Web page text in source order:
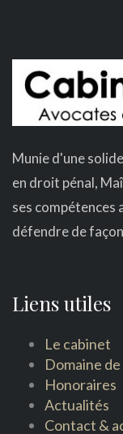
Munie d'une
en droit pénal,
ses compétences
défendre de
Liens utiles
Le cabinet
Domaine
Honoraires
Actualités
Contact &